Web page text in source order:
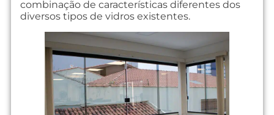
combinação de características diferentes dos
diversos tipos de vidros existentes.